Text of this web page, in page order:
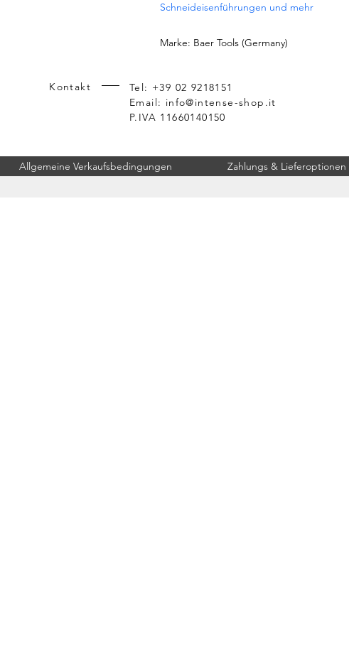
Schneideisenführungen und mehr
Marke: Baer Tools (Germany)
Kontakt
Tel: +39 02 9218151
Email: info@intense-shop.it
P.IVA 11660140150
Allgemeine Verkaufsbedingungen Zahlungs & Lieferoptionen